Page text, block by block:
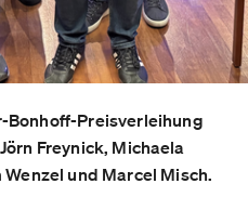
Bonhoff-Preisverleihung
Freynick, Michaela
und Marcel Misch.